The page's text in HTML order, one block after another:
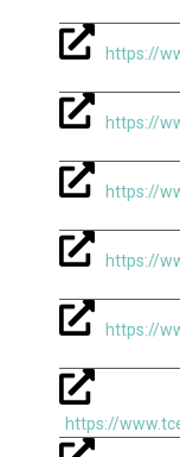
https://
https://
https://
https://
https://
https://